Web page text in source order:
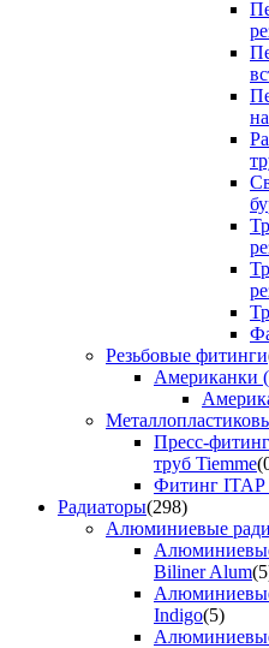
Резьбовые фитинги
Американки
Пресс-
труб Tiemme
Фитинг ITAP
Радиаторы(298)
Алюминиевые
Biliner Alum
Indigo(5)